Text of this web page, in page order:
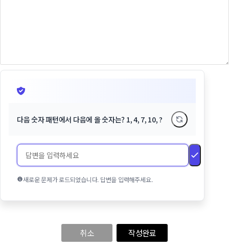
다음 숫자 패턴에서 다음에 올 숫자는? 1, 4, 7, 10, ?
새로운 문제가 로드되었습니다. 답변을 입력해주세요.
취소 작성완료